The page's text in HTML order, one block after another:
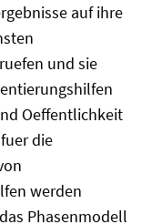
auf ihre
und sie
Oeffentlichkeit
die
werden
Phasenmodell